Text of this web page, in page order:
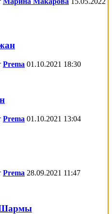
Prema 01.10.2021 18:30
Prema 01.10.2021 13:04
Prema 28.09.2021 11:47
Шармы